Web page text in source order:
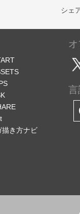
シェ
描き方ナビ
言